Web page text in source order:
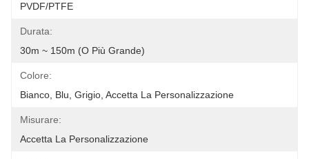
PVDF/PTFE
Durata:
30m ~ 150m (o Più Grande)
Colore:
Bianco, Blu, Grigio, Accetta La Personalizzazione
Misurare:
Accetta La Personalizzazione